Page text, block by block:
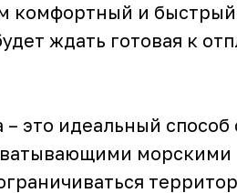
комфортный и
ждать готовая к
это идеальный способ
морскими